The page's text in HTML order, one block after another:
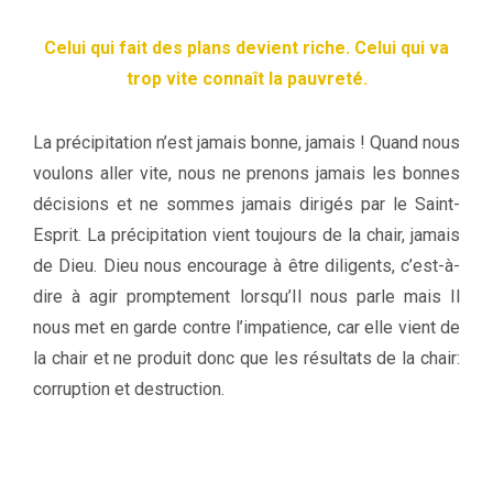
Celui qui fait des plans devient riche. Celui qui va
trop vite connaît la pauvreté.
La précipitation n’est jamais bonne, jamais ! Quand nous
voulons aller vite, nous ne prenons jamais les bonnes
décisions et ne sommes jamais dirigés par le Saint-
Esprit. La précipitation vient toujours de la chair, jamais
de Dieu. Dieu nous encourage à être diligents, c’est-à-
dire à agir promptement lorsqu’Il nous parle mais Il
nous met en garde contre l’impatience, car elle vient de
la chair et ne produit donc que les résultats de la chair:
corruption et destruction.